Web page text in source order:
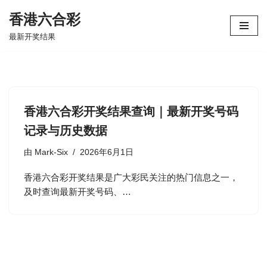
跳
香港六合彩
最新开奖结果
香港六合彩开奖结果查询｜最新开奖号码
记录与历史数据
由 Mark-Six 2026年6月1日
香港六合彩开奖结果是广大彩民关注的热门信息之一，
及时查询最新开奖号码、…